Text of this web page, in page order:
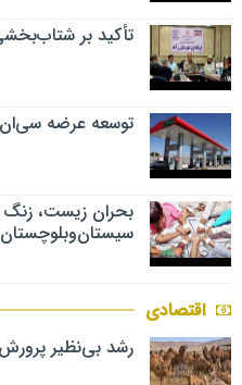
تأکید بر
توسعه عرضه
بحران زیست،
سیستان‌وبلوچستان
اقتصادی
رشد بی‌نظیر